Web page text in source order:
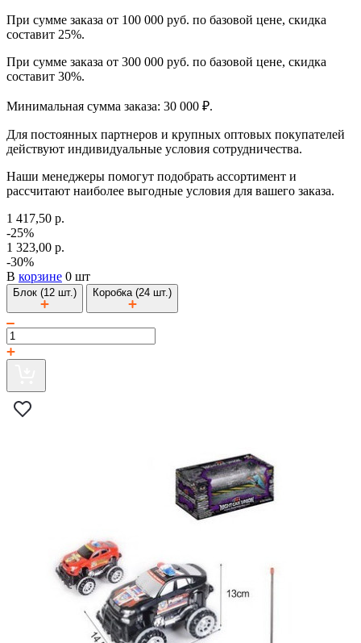
При сумме заказа от 100 000 руб. по базовой цене, скидка
составит 25%.
При сумме заказа от 300 000 руб. по базовой цене, скидка
составит 30%.
Минимальная сумма заказа: 30 000 ₽.
Для постоянных партнеров и крупных оптовых покупателей
действуют индивидуальные условия сотрудничества.
Наши менеджеры помогут подобрать ассортимент и
рассчитают наиболее выгодные условия для вашего заказа.
1 417,50 р.
-25%
1 323,00 р.
-30%
В корзине 0 шт
Блок (12 шт.) Коробка (24 шт.)